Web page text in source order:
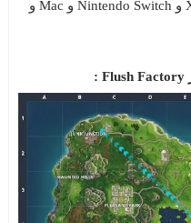
الخشصي و PlayStation 4 و Xbox One و Nintendo Switch و Mac و